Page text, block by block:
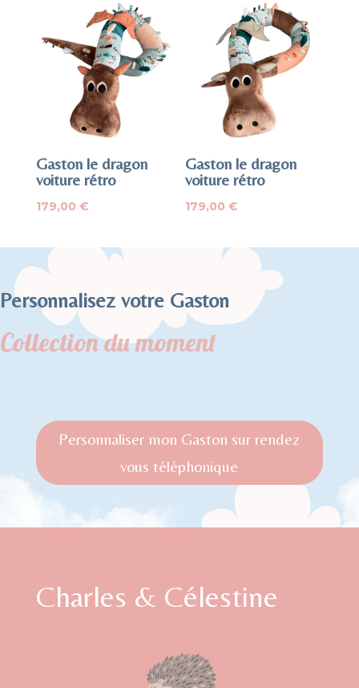
était :
179,00 €.
est :
169,00 €.
était :
179,00 €.169,00 €.
Gaston le dragon
voiture rétro
179,00 €
Gaston le dragon
voiture rétro
179,00€
Personnalisez votre Gaston
Collection du moment
Personnaliser mon Gaston sur rendez
vous téléphonique
Charles & Célestine